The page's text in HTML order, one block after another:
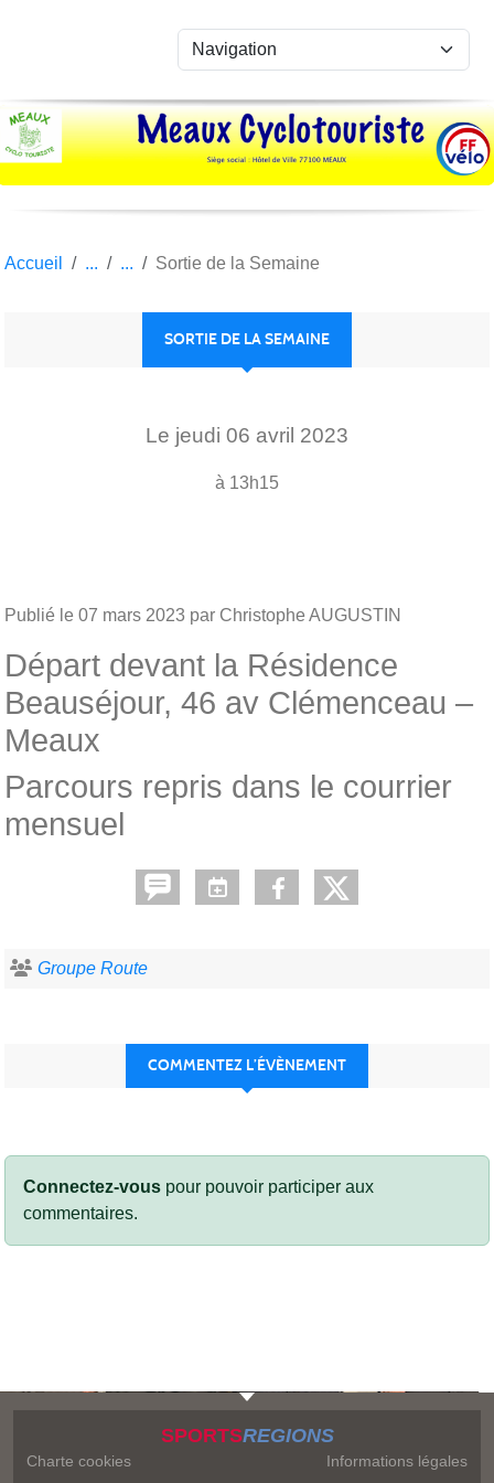
Accueil Sortie de la Semaine
SORTIE DE LA SEMAINE
Le jeudi 06 avril 2023
à 13h15
Publié le 07 mars 2023 par Christophe AUGUSTIN
Départ devant la Résidence
Beauséjour, 46 av Clémenceau –
Meaux
Parcours repris dans le courrier
mensuel
Groupe Route
COMMENTEZ L’ÉVÈNEMENT
Connectez-vous pour pouvoir participer aux
commentaires.
SPORTSREGIONS
Charte cookies Informations légales